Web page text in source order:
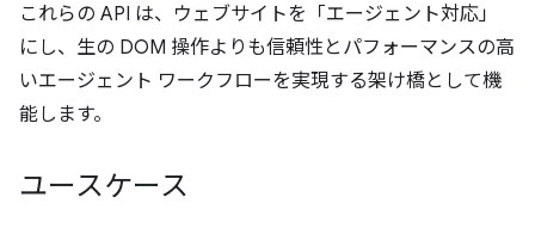
これらの API は、ウェブサイトを「エージェント対応」
にし、生の DOM 操作よりも信頼性とパフォーマンスの高
いエージェント ワークフローを実現する架け橋として機
能します。
ユースケース